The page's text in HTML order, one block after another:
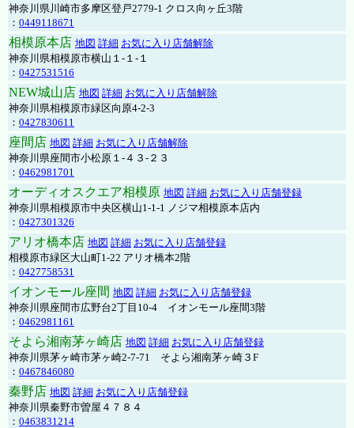
神奈川県川崎市多摩区登戸2779-1 クロス向ヶ丘3階
： 0449118671
相模原本店 地図 詳細 お気に入り店舗解除
神奈川県相模原市横山１-１-１
： 0427531516
NEW城山店 地図 詳細 お気に入り店舗解除
神奈川県相模原市緑区向原4-2-3
： 0427830611
座間店 地図 詳細 お気に入り店舗解除
神奈川県座間市小松原１-４３-２３
： 0462981701
オーディオスクエア相模原 地図 詳細 お気に入り店舗登録
神奈川県相模原市中央区横山1-1-1 ノジマ相模原本店内
： 0427301326
アリオ橋本店 地図 詳細 お気に入り店舗登録
相模原市緑区大山町1-22 アリオ橋本2階
： 0427758531
イオンモール座間 地図 詳細 お気に入り店舗登録
神奈川県座間市広野台2丁目10-4 イオンモール座間3階
： 0462981161
そよら湘南茅ヶ崎店 地図 詳細 お気に入り店舗登録
神奈川県茅ヶ崎市茅ヶ崎2‐7‐71 そよら湘南茅ヶ崎３F
： 0467846080
秦野店 地図 詳細 お気に入り店舗登録
神奈川県秦野市曽屋４７８４
： 0463831214